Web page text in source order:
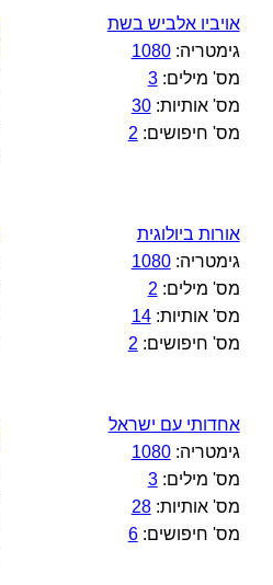
אויביו אלביש בשת
גימטריה:1080
מס' מילים:3
מס' אותיות:30
מס' חיפושים: 2
אורות ביולוגית
גימטריה:1080
מס' מילים: 2
מס' אותיות:14
מס' חיפושים: 2
אחדותי עם ישראל
גימטריה:1080
מס' מילים:3
מס' אותיות:28
מס' חיפושים:6